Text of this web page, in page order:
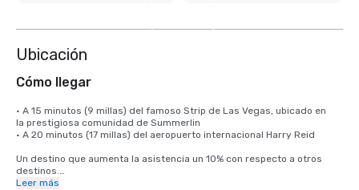
Ubicación
Cómo llegar
• A 15 minutos (9 millas) del famoso Strip de Las Vegas, ubicado en
la prestigiosa comunidad de Summerlin
• A 20 minutos (17 millas) del aeropuerto internacional Harry Reid
Un destino que aumenta la asistencia un 10% con respecto a otros
destinos.
Leer más